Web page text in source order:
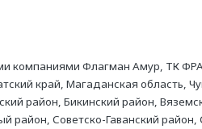
компаниями Флагман Амур, ТК
край, Магаданская область,
район, Бикинский район,
Советско-Гаванский